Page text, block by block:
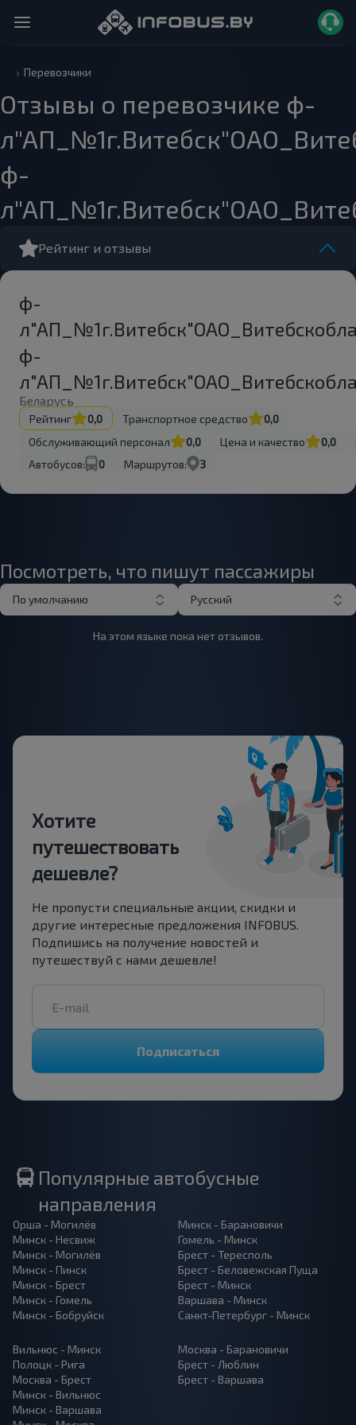
Перевозчики
Отзывы о перевозчике ф-
ф-
Рейтинг и отзывы
ф-
ф-
Беларусь
Рейтинг 0,0 Транспортное средство
0,0
Обслуживающий персонал
0,0 Цена и качество 0,0
Автобусов:
0 Маршрутов: 3
Посмотреть, что пишут пассажиры
По умолчанию Русский
На этом языке пока нет отзывов.
Хотите
путешествовать
дешевле?
Не пропусти специальные акции, скидки и
другие интересные предложения INFOBUS.
Подпишись на получение новостей и
путешествуй с нами дешевле!
Подписаться
Популярные автобусные
направления
Орша - Могилёв
Минск - Несвиж
Минск - Могилёв
Минск - Пинск
Минск - Брест
Минск - Гомель
Минск - Бобруйск
Минск - Барановичи
Гомель - Минск
Брест - Тересполь
Брест - Беловежская Пуща
Брест - Минск
Варшава - Минск
Санкт-Петербург - Минск
Вильнюс - Минск
Полоцк - Рига
Москва - Брест
Минск - Вильнюс
Минск - Варшава
Москва - Барановичи
Брест - Люблин
Брест - Варшава